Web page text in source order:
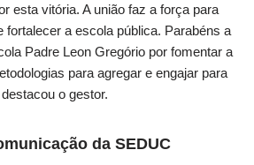
esta vitória. A união faz a força para
fortalecer a escola pública. Parabéns a
Padre Leon Gregório por fomentar a
para agregar e engajar para
o gestor.
da SEDUC